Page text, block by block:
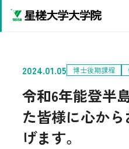
2024.01.05 博士後期課程
令和6年能登半
た皆様に心か
げます。